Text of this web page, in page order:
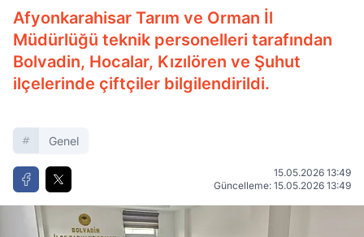
Afyonkarahisar Tarım ve Orman İl
Müdürlüğü teknik personelleri tarafından
Bolvadin, Hocalar, Kızılören ve Şuhut
ilçelerinde çiftçiler bilgilendirildi.
Genel
15.05.2026 13:49
Güncelleme: 15.05.2026 13:49